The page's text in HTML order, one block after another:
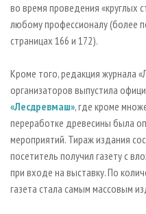
во время проведения «круглых
любому профессионалу (более
страницах 166 и 172).
Кроме того, редакция журнала
организаторов выпустила
«Лесдревмаш», где кроме
переработке древесины была
мероприятий. Тираж издания
посетитель получил газету с
при входе на выставку. По
газета стала самым массовым